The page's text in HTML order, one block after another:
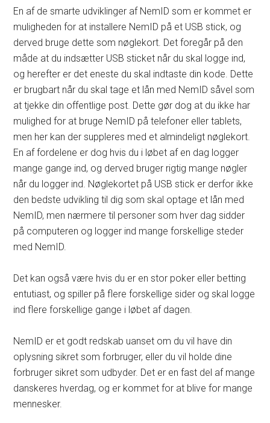
En af de smarte udviklinger af NemID som er kommet er
muligheden for at installere NemID på et USB stick, og
derved bruge dette som nøglekort. Det foregår på den
måde at du indsætter USB sticket når du skal logge ind,
og herefter er det eneste du skal indtaste din kode. Dette
er brugbart når du skal tage et lån med NemID såvel som
at tjekke din offentlige post. Dette gør dog at du ikke har
mulighed for at bruge NemID på telefoner eller tablets,
men her kan der suppleres med et almindeligt nøglekort.
En af fordelene er dog hvis du i løbet af en dag logger
mange gange ind, og derved bruger rigtig mange nøgler
når du logger ind. Nøglekortet på USB stick er derfor ikke
den bedste udvikling til dig som skal optage et lån med
NemID, men nærmere til personer som hver dag sidder
på computeren og logger ind mange forskellige steder
med NemID.
Det kan også være hvis du er en stor poker eller betting
entutiast, og spiller på flere forskellige sider og skal logge
ind flere forskellige gange i løbet af dagen.
NemID er et godt redskab uanset om du vil have din
oplysning sikret som forbruger, eller du vil holde dine
forbruger sikret som udbyder. Det er en fast del af mange
danskeres hverdag, og er kommet for at blive for mange
mennesker.